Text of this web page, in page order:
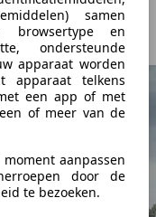
samen
browsertype en
ondersteunde
apparaat worden
apparaat telkens
een app of met
of meer van de
aanpassen
door de
te bezoeken.
je misschien nog